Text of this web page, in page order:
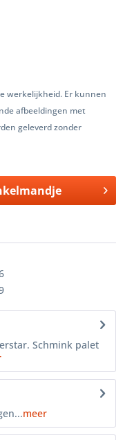
werkelijkheid. Er kunnen
afbeeldingen met
geleverd zonder
Schmink palet
meer